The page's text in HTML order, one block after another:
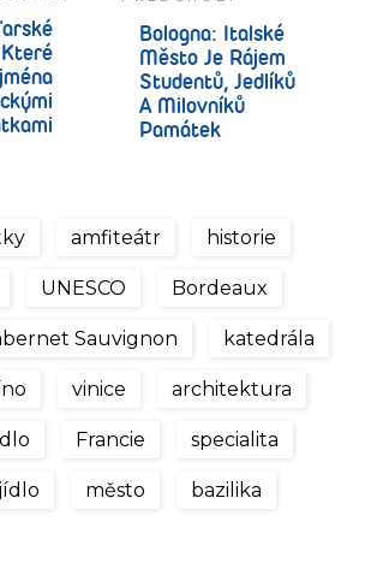
Bologna: Italské
Město Je Rájem
Studentů, Jedlíků
A Milovníků
Památek
amfiteátr historie
UNESCO Bordeaux
Sauvignon katedrála
vinice architektura
Francie specialita
město bazilika